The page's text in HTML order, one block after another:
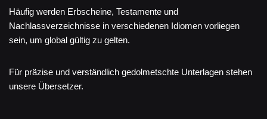
Häufig werden Erbscheine, Testamente und
Nachlassverzeichnisse in verschiedenen Idiomen vorliegen
sein, um global gültig zu gelten.
Für präzise und verständlich gedolmetschte Unterlagen stehen
unsere Übersetzer.